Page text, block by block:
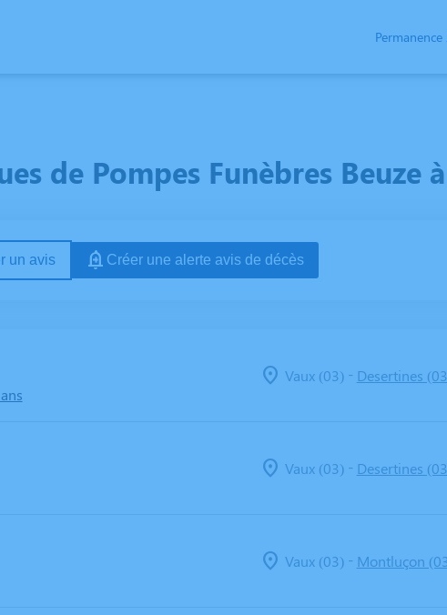
CHAMBRES FUNERAIRES
de Pompes Funèbres Beuze
un avis Créer une alerte avis de décès
Vaux (03)- Desertines
Vaux (03)- Desertines
Vaux (03)- Montluçon